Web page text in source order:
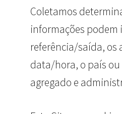
Coletamos
informações podem
referência/saída, os
data/hora, o país ou
agregado e